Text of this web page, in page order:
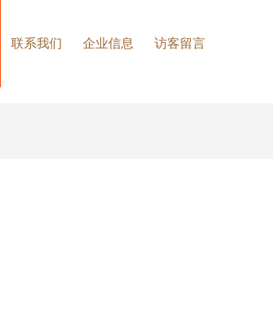
联系我们 企业信息 访客留言